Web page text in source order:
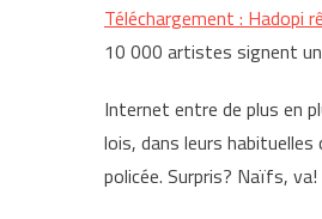
Téléchargement : Hadopi
10 000 artistes signent
Internet entre de plus en
lois, dans leurs
policée. Surpris? Naïfs, va!